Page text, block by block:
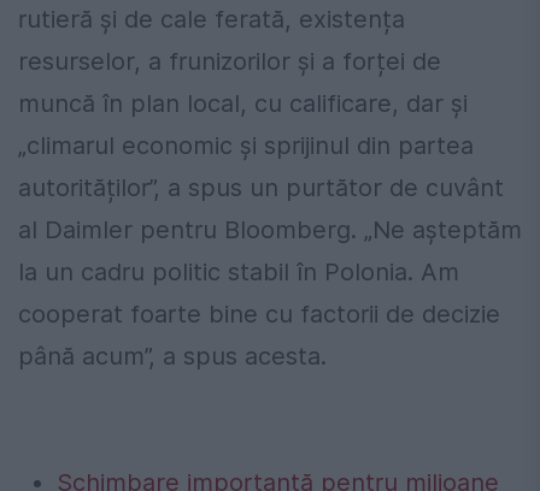
rutieră și de cale ferată, existența
resurselor, a frunizorilor și a forței de
muncă în plan local, cu calificare, dar și
„climarul economic și sprijinul din partea
autorităților”, a spus un purtător de cuvânt
al Daimler pentru Bloomberg. „Ne așteptăm
la un cadru politic stabil în Polonia. Am
cooperat foarte bine cu factorii de decizie
până acum”, a spus acesta.
Schimbare importantă pentru milioane